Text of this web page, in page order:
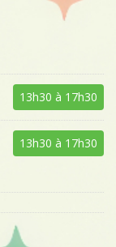
13h30 à 17h30
13h30 à 17h30